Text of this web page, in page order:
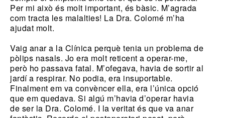
Per mi això és molt important, és bàsic. M’agrada
com tracta les malalties! La Dra. Colomé m’ha
ajudat molt.
Vaig anar a la Clínica perquè tenia un problema de
pòlips nasals. Jo era molt reticent a operar-me,
però ho passava fatal. M’ofegava, havia de sortir al
jardí a respirar. No podia, era insuportable.
Finalment em va convèncer ella, era l’única opció
que em quedava. Si algú m’havia d’operar havia
de ser la Dra. Colomé. I la veritat és que va anar